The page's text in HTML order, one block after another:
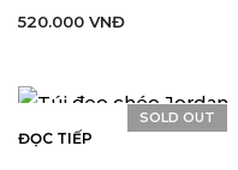
520.000 VNĐ
ĐỌC TIẾP
SOLD OUT